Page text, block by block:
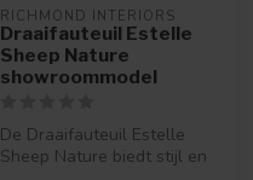
RICHMOND INTERIORS
Draaifauteuil Estelle
Sheep Nature
showroommodel
De Draaifauteuil Estelle
Sheep Nature biedt stijl en